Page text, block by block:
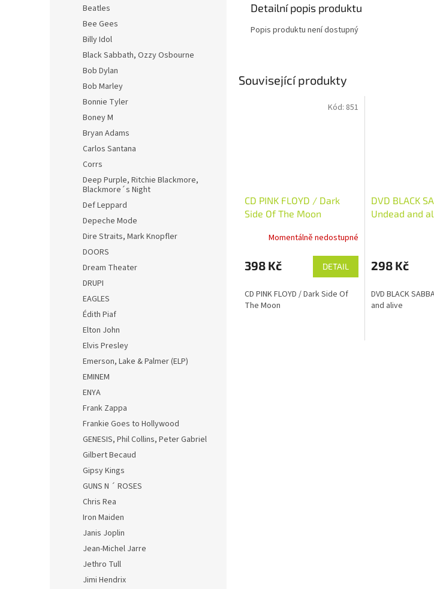
Beatles
Bee Gees
Billy Idol
Black Sabbath, Ozzy Osbourne
Bob Dylan
Bob Marley
Bonnie Tyler
Boney M
Bryan Adams
Carlos Santana
Corrs
Deep Purple, Ritchie Blackmore,
Blackmore´s Night
Def Leppard
Depeche Mode
Dire Straits, Mark Knopfler
DOORS
Dream Theater
DRUPI
EAGLES
Édith Piaf
Elton John
Elvis Presley
Emerson, Lake & Palmer (ELP)
EMINEM
ENYA
Frank Zappa
Frankie Goes to Hollywood
GENESIS, Phil Collins, Peter Gabriel
Gilbert Becaud
Gipsy Kings
GUNS N ´ ROSES
Chris Rea
Iron Maiden
Janis Joplin
Jean-Michel Jarre
Jethro Tull
Jimi Hendrix
Detailní popis produktu
Popis produktu není dostupný
Související produkty
CD PINK FLOYD / Dark
Side Of The Moon
Momentálně nedostupné
398 Kč DETAIL
CD PINK FLOYD / Dark Side Of
The Moon
Kód: 851
DVD BLACK
Undead and
298 Kč
DVD BLACK
and alive